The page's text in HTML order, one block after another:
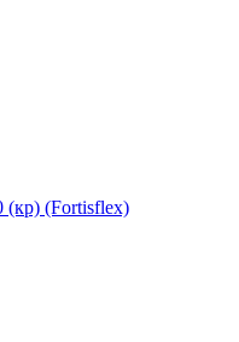
(кр) (Fortisflex)